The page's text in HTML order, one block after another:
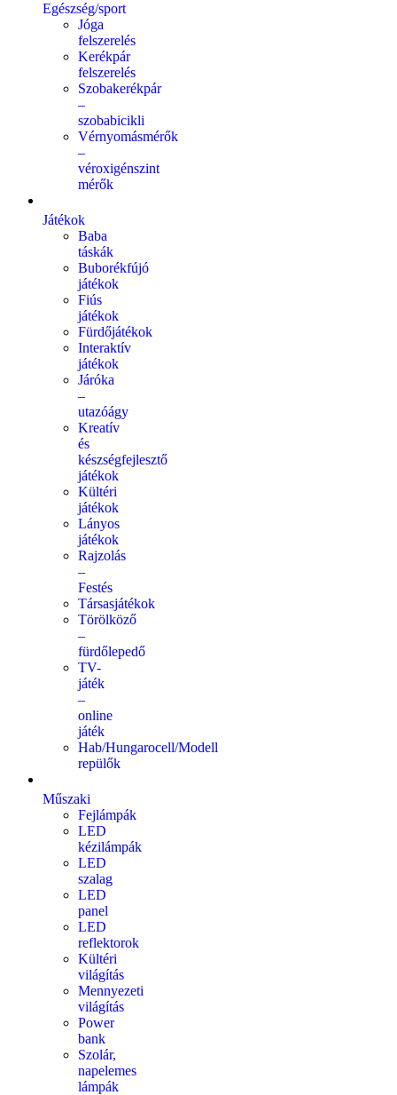
Egészség/sport
Jóga
felszerelés
Kerékpár
felszerelés
Szobakerékpár
–
szobabicikli
Vérnyomásmérők
–
véroxigénszint
mérők
Játékok
Baba
táskák
Buborékfújó
játékok
Fiús
játékok
Fürdőjátékok
Interaktív
játékok
Járóka
–
utazóágy
Kreatív
és
készségfejlesztő
játékok
Kültéri
játékok
Lányos
játékok
Rajzolás
–
Festés
Társasjátékok
Törölköző
–
fürdőlepedő
TV-
játék
–
online
játék
Hab/Hungarocell/Modell
repülők
Műszaki
Fejlámpák
LED
kézilámpák
LED
szalag
LED
panel
LED
reflektorok
Kültéri
világítás
Mennyezeti
világítás
Power
bank
Szolár,
napelemes
lámpák